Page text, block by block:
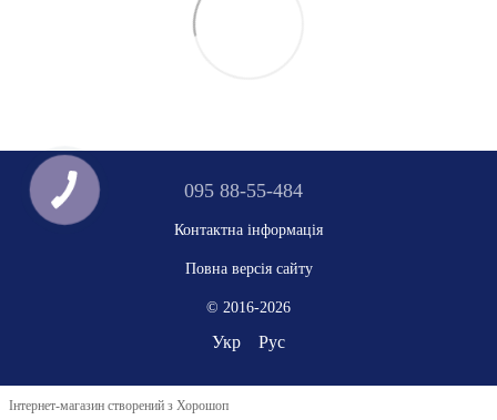
095 88-55-484
Контактна інформація
Повна версія сайту
© 2016-2026
Укр Рус
Інтернет-магазин створений з Хорошоп